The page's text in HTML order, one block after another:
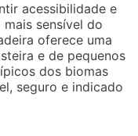
acessibilidade e
sensível do
oferece uma
e de pequenos
dos biomas
seguro e indicado